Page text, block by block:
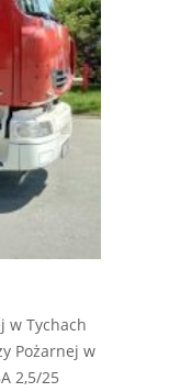
w Tychach
Pożarnej w
2,5/25